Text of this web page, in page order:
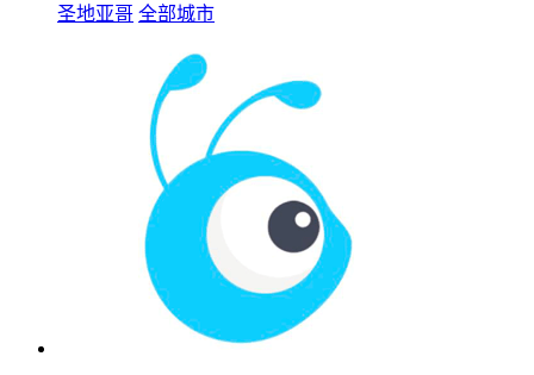
圣地亚哥 全部城市